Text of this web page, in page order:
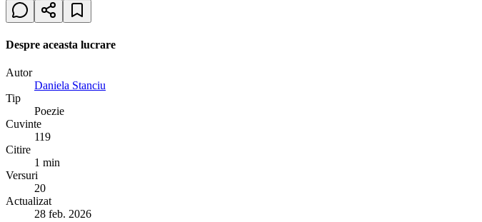
Despre aceasta lucrare
Autor
Daniela Stanciu
Tip
Poezie
Cuvinte
119
Citire
1 min
Versuri
20
Actualizat
28 feb. 2026